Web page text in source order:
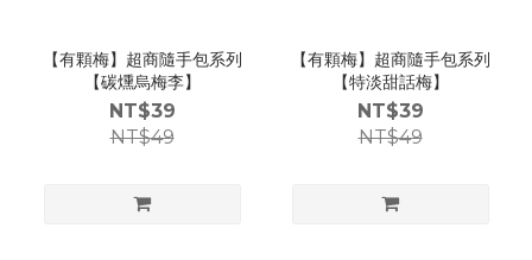
【有顆梅】超商隨手包系列
【碳燻烏梅李】
NT$39
NT$49
【有顆梅】超商隨手包系列
【特淡甜話梅】
NT$39
NT$49